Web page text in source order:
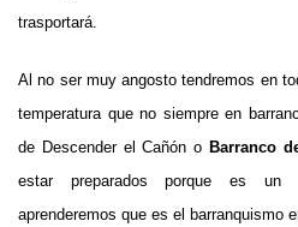
trasportará.
Al no ser muy angosto tendremos en
temperatura que no siempre en
de Descender el Cañón o Barranco
estar preparados porque es un
aprenderemos que es el barranquismo